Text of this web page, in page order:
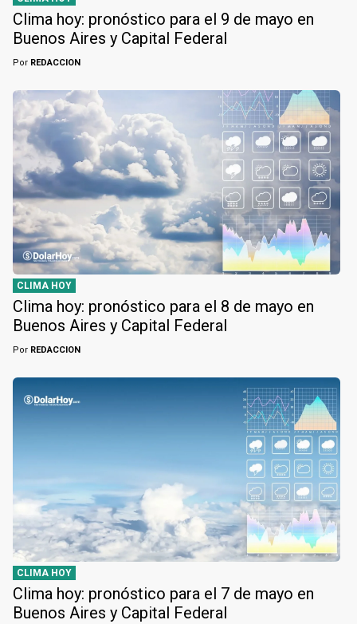
Clima hoy: pronóstico para el 9 de mayo en
Buenos Aires y Capital Federal
Por REDACCION
CLIMA HOY
Clima hoy: pronóstico para el 8 de mayo en
Buenos Aires y Capital Federal
Por REDACCION
CLIMA HOY
Clima hoy: pronóstico para el 7 de mayo en
Buenos Aires y Capital Federal